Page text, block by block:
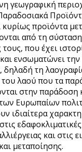
γεωγραφική
κυρίως προϊόντα
από τη
που έχει
ενσωματώνει την
δηλαδή τη
λαού που τα
στην παράδοση
Ευρωπαίων
ιδιαίτερα
και στις
μεταποίησης.